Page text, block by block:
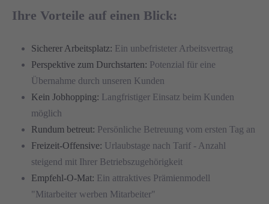
Ihre Vorteile auf einen Blick:
Sicherer Arbeitsplatz: Ein unbefristeter Arbeitsvertrag
Perspektive zum Durchstarten: Potenzial für eine
Übernahme durch unseren Kunden
Kein Jobhopping: Langfristiger Einsatz beim Kunden
möglich
Rundum betreut: Persönliche Betreuung vom ersten Tag an
Freizeit-Offensive: Urlaubstage nach Tarif - Anzahl
steigend mit Ihrer Betriebszugehörigkeit
Empfehl-O-Mat: Ein attraktives Prämienmodell
"Mitarbeiter werben Mitarbeiter"